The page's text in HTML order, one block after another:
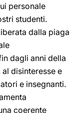
personale
studenti.
dalla piaga
dagli anni della
disinteresse e
e insegnanti.
coerente